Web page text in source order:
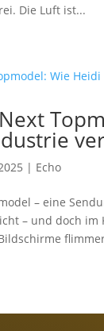
Die Luft ist...
Next
| Echo
– eine
– und doch